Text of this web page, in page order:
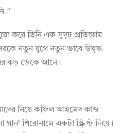
করে তিনি এক সুদৃঢ় প্রতিজ্ঞায়
নতুন যুগে নতুন ভাবে উদ্বুদ্ধ
ঝড় ডেকে আনে।
নিয়ে কফিল আহমেদ কাজ
গান’ শিরোনামে একটা স্ক্রিপ্ট নিয়ে।